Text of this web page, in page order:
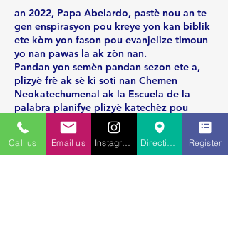
an 2022, Papa Abelardo, pastè nou an te
gen enspirasyon pou kreye yon kan biblik
ete kòm yon fason pou evanjelize timoun
yo nan pawas la ak zòn nan.
Pandan yon semèn pandan sezon ete a,
plizyè frè ak sè ki soti nan Chemen
Neokatechumenal ak la Escuela de la
palabra planifye plizyè katechèz pou
anseye timoun yo sou kreyasyon tè a. Yo
planifye tou diferan aktivite amizan pou
timoun yo jwi.
Call us Email us Register